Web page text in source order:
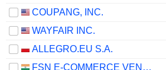
COUPANG, INC.
WAYFAIR INC.
ALLEGRO.EU S.A.
FSN E-COMMERCE VENTURES LIMITED